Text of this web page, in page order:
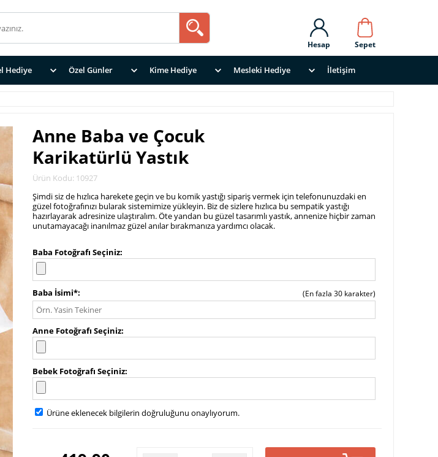
Sepet
Hesap
Hediye Özel Günler Kime Hediye Mesleki Hediye İletişim
Anne Baba ve Çocuk
Karikatürlü Yastık
Ürün Kodu: 10927
Şimdi siz de hızlıca harekete geçin ve bu komik yastığı sipariş vermek için telefonunuzdaki en
güzel fotoğrafınızı bularak sistemimize yükleyin. Biz de sizlere hızlıca bu sempatik yastığı
hazırlayarak adresinize ulaştıralım. Öte yandan bu güzel tasarımlı yastık, annenize hiçbir zaman
unutamayacağı inanılmaz güzel anılar bırakmanıza yardımcı olacak.
Baba Fotoğrafı Seçiniz
Baba İsimi* (En fazla 30 karakter)
Anne Fotoğrafı Seçiniz
Bebek Fotoğrafı Seçiniz
Ürüne eklenecek bilgilerin doğruluğunu onaylıyorum.